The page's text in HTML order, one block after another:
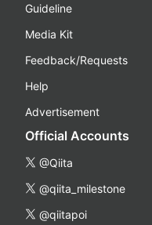
Guideline
Media Kit
Feedback/Requests
Help
Advertisement
Official Accounts
@Qiita
@qiita_milestone
@qiitapoi